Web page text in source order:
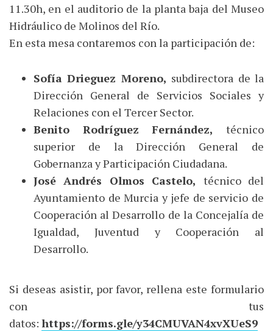
11.30h, en el auditorio de la planta baja del Museo
Hidráulico de Molinos del Río.
En esta mesa contaremos con la participación de:
Sofía Drieguez Moreno, subdirectora de la
Dirección General de Servicios Sociales y
Relaciones con el Tercer Sector.
Benito Rodríguez Fernández, técnico
superior de la Dirección General de
Gobernanza y Participación Ciudadana.
José Andrés Olmos Castelo, técnico del
Ayuntamiento de Murcia y jefe de servicio de
Cooperación al Desarrollo de la Concejalía de
Igualdad, Juventud y Cooperación al
Desarrollo.
Si deseas asistir, por favor, rellena este formulario
con tus
datos: https://forms.gle/y34CMUVAN4xvXUeS9